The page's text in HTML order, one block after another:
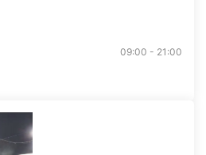
09:00 - 21:00